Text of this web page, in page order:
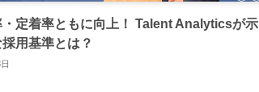
・定着率ともに向上！ Talent Analyticsが示
用基準とは？